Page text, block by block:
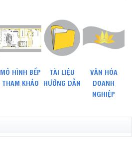
MÔ HÌNH BẾP
THAM KHẢO
TÀI LIỆU
HƯỚNG DẪN
VĂN HÓA
DOANH
NGHIỆP